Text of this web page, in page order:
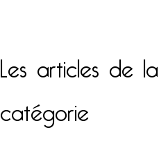
Les articles de
catégorie